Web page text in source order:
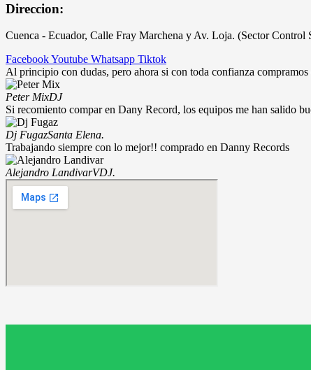
Direccion:
Cuenca - Ecuador, Calle Fray Marchena y Av. Loja. (Sector Control
FacebookYoutube Whatsapp Tiktok
Al principio con dudas, pero ahora si con toda confianza
Peter MixDJ
Si recomiento compar en Dany Record, los equipos me han salido
Dj FugazSanta Elena.
Trabajando siempre con lo mejor!! comprado en Danny Records
Alejandro LandivarVDJ.